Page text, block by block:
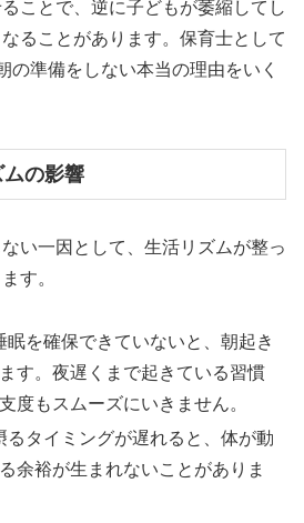
ることで、逆に子どもが萎縮してし
ることがあります。保育士として
の準備をしない本当の理由をいく
の影響
い一因として、生活リズムが整っ
す。
眠を確保できていないと、朝起き
す。夜遅くまで起きている習慣
度もスムーズにいきません。
るタイミングが遅れると、体が動
余裕が生まれないことがありま